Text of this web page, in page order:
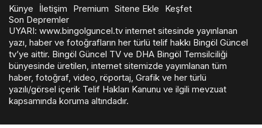
Künye İletişim Premium Sitene Ekle
Keşfet
Son Depremler
UYARI: www.bingolguncel.tv internet sitesinde yayınlanan
yazı, haber ve fotoğrafların her türlü telif hakkı Bingöl Güncel
tv’ye aittir. Bingöl Güncel TV ve DHA Bingöl Temsilciliği
bünyesinde üretilen, internet sitemizde yayımlanan tüm
haber, fotoğraf, video, röportaj, Grafik ve her türlü
yazılı/görsel içerik Telif Hakları Kanunu ve ilgili mevzuat
kapsamında koruma altındadır.